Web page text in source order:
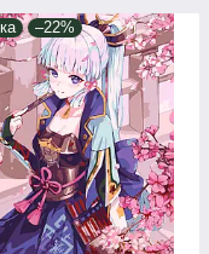
–22%